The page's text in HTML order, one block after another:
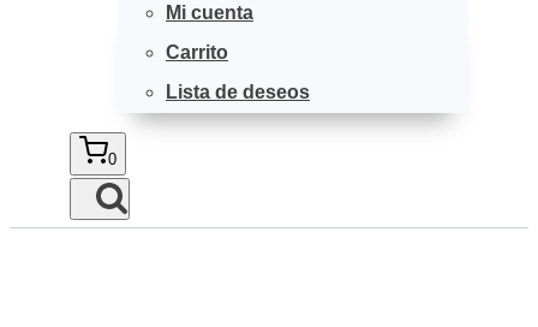
Mi cuenta
Carrito
Lista de deseos
0